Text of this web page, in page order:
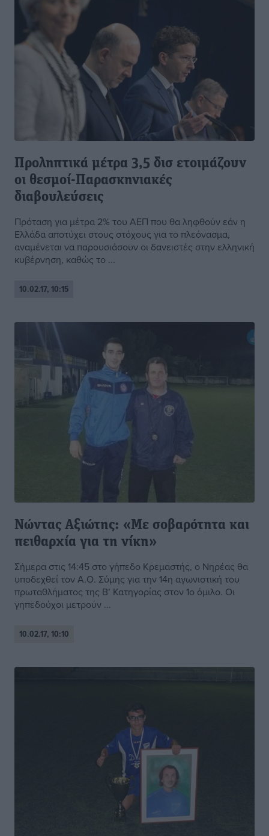
Προληπτικά μέτρα 3,5 δισ ετοιμάζουν
οι θεσμοί-Παρασκηνιακές
διαβουλεύσεις
Πρόταση για μέτρα 2% του ΑΕΠ που θα ληφθούν εάν η
Ελλάδα αποτύχει στους στόχους για το πλεόνασμα,
αναμένεται να παρουσιάσουν οι δανειστές στην ελληνική
κυβέρνηση, καθώς το ...
10.02.17, 10:15
Νώντας Αξιώτης: «Με σοβαρότητα και
πειθαρχία για τη νίκη»
Σήμερα στις 14:45 στο γήπεδο Κρεμαστής, ο Νηρέας θα
υποδεχθεί τον Α.Ο. Σύμης για την 14η αγωνιστική του
πρωταθλήματος της Β’ Κατηγορίας στον 1ο όμιλο. Οι
γηπεδούχοι μετρούν ...
10.02.17, 10:10